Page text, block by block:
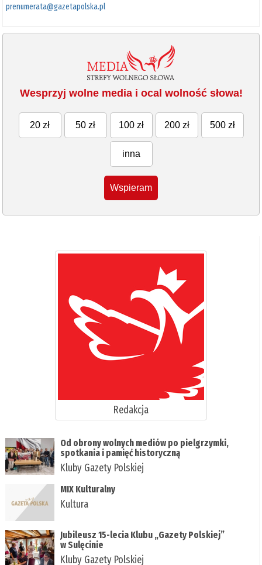
prenumerata@gazetapolska.pl
Wesprzyj wolne media i ocal wolność słowa!
20 zł 50 zł 100 zł 200 zł 500 zł
inna
Wspieram
Redakcja
Od obrony wolnych mediów po pielgrzymki,
spotkania i pamięć historyczną
Kluby Gazety Polskiej
MIX Kulturalny
Kultura
Jubileusz 15-lecia Klubu „Gazety Polskiej”
w Sulęcinie
Kluby Gazety Polskiej